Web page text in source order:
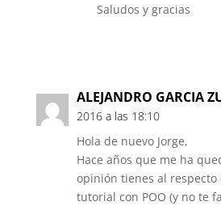
Saludos y gracias
ALEJANDRO GARCIA
2016 a las 18:10
Hola de nuevo Jorge,
Hace años que me ha
opinión tienes al respecto
tutorial con POO (y no te